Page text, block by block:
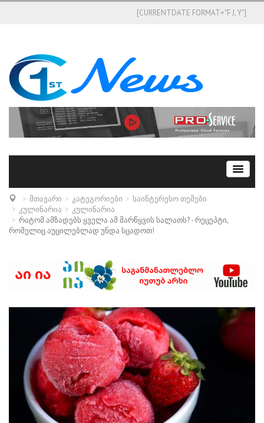
[CURRENTDATE FORMAT="F J, Y"]
მთავარი კატეგორიები
საინტერესო თემები
კულინარია
კულინარია
რატომ ამზადებს ყველა ამ მარწყვის სალათს? - რეცეპტი,
რომელიც აუცილებლად უნდა სცადოთ!